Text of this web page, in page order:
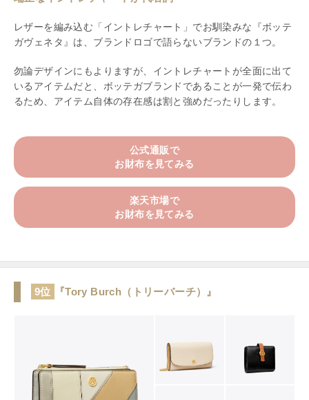
レザーを編み込む「イントレチャート」でお馴染みな『ボッテ
ガヴェネタ』は、ブランドロゴで語らないブランドの１つ。
勿論デザインにもよりますが、イントレチャートが全面に出て
いるアイテムだと、ボッテガブランドであることが一発で伝わ
るため、アイテム自体の存在感は割と強めだったりします。
公式通販で
お財布を見てみる
楽天市場で
お財布を見てみる
9位 『Tory Burch（トリーバーチ）』